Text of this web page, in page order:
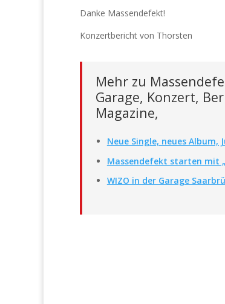
Danke Massendefekt!
Konzertbericht von Thorsten
Mehr zu
Garage, Konzert,
Magazine,
Neue Single, neues
Massendefekt starten mit
WIZO in der Garage